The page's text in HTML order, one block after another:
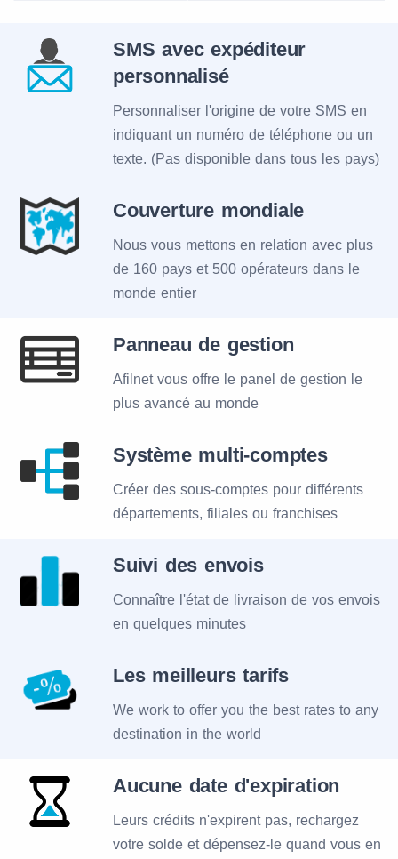
SMS avec expéditeur
personnalisé
Personnaliser l'origine de votre SMS en
indiquant un numéro de téléphone ou un
texte. (Pas disponible dans tous les pays)
Couverture mondiale
Nous vous mettons en relation avec plus
de 160 pays et 500 opérateurs dans le
monde entier
Panneau de gestion
Afilnet vous offre le panel de gestion le
plus avancé au monde
Système multi-comptes
Créer des sous-comptes pour différents
départements, filiales ou franchises
Suivi des envois
Connaître l'état de livraison de vos envois
en quelques minutes
Les meilleurs tarifs
We work to offer you the best rates to any
destination in the world
Aucune date d'expiration
Leurs crédits n'expirent pas, rechargez
votre solde et dépensez-le quand vous en